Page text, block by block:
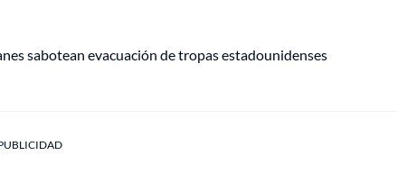
sabotean evacuación de tropas estadounidenses